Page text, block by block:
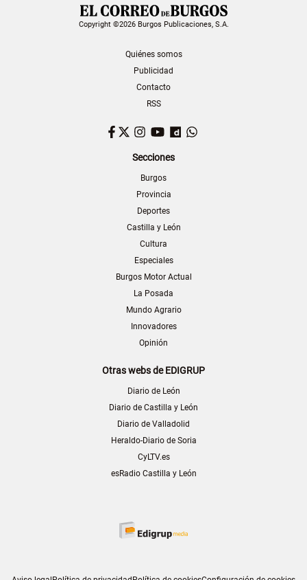
Copyright ©2026 Burgos Publicaciones, S.A.
Quiénes somos
Publicidad
Contacto
RSS
Facebook
TwitterInstagram
YouTubeDailymotion
Secciones
Burgos
Provincia
Deportes
Castilla y León
Cultura
Especiales
Burgos Motor Actual
La Posada
Mundo Agrario
Innovadores
Opinión
Otras webs de EDIGRUP
Diario de León
Diario de Castilla y León
Diario de Valladolid
Heraldo-Diario de Soria
CyLTV.es
esRadio Castilla y León